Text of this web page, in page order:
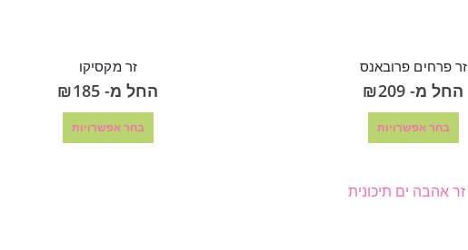
זר פרחים פרובאנס
החל מ- ₪209
בחר אפשרויות
זר מקסיקו
החל מ- ₪185
בחר אפשרויות